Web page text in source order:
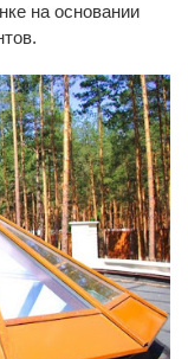
на основании